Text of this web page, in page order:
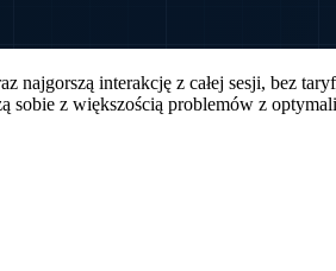
najgorszą interakcję z całej sesji, bez
z większością problemów z